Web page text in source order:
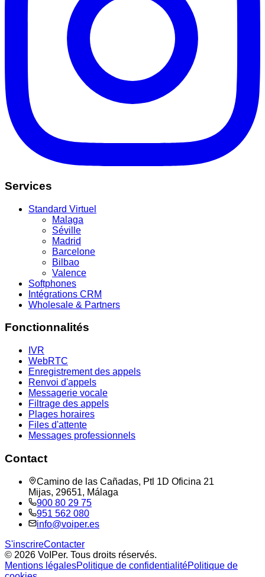
Services
Standard Virtuel
Malaga
Séville
Madrid
Barcelone
Bilbao
Valence
Softphones
Intégrations CRM
Wholesale & Partners
Fonctionnalités
IVR
WebRTC
Enregistrement des appels
Renvoi d'appels
Messagerie vocale
Filtrage des appels
Plages horaires
Files d'attente
Messages professionnels
Contact
Camino de las Cañadas, Ptl 1D Oficina 21
Mijas, 29651, Málaga
900 80 29 75
951 562 080
info@voiper.es
S'inscrireContacter
© 2026 VoIPer. Tous droits réservés.
Mentions légalesPolitique de confidentialitéPolitique de